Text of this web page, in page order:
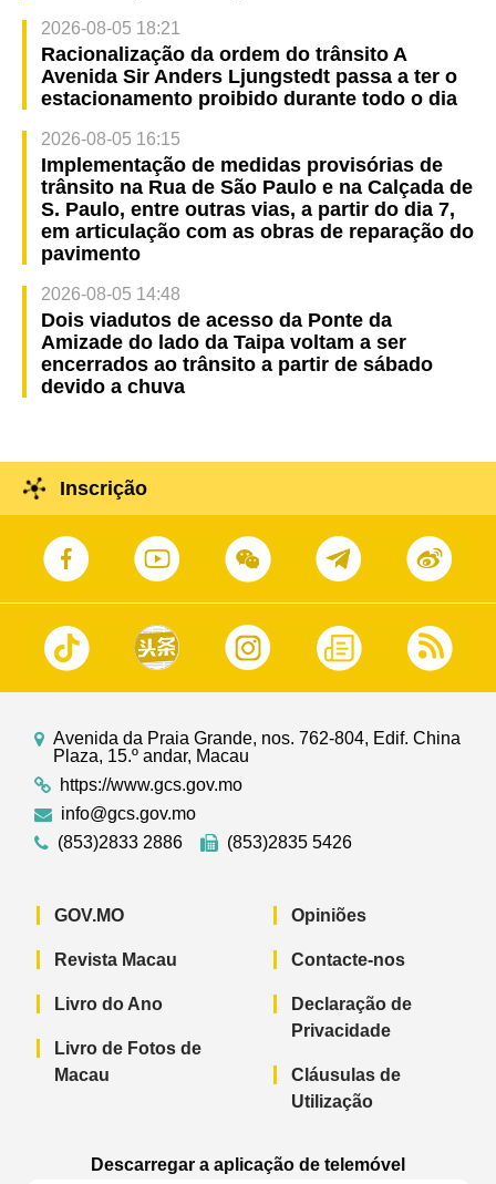
2026-08-05 18:21
Racionalização da ordem do trânsito A
Avenida Sir Anders Ljungstedt passa a ter o
estacionamento proibido durante todo o dia
2026-08-05 16:15
Implementação de medidas provisórias de
trânsito na Rua de São Paulo e na Calçada de
S. Paulo, entre outras vias, a partir do dia 7,
em articulação com as obras de reparação do
pavimento
2026-08-05 14:48
Dois viadutos de acesso da Ponte da
Amizade do lado da Taipa voltam a ser
encerrados ao trânsito a partir de sábado
devido a chuva
Inscrição
Avenida da Praia Grande, nos. 762-804, Edif. China
Plaza, 15.º andar, Macau
https://www.gcs.gov.mo
info@gcs.gov.mo
(853)2833 2886
(853)2835 5426
GOV.MO
Revista Macau
Livro do Ano
Livro de Fotos de
Macau
Opiniões
Contacte-nos
Declaração de
Privacidade
Cláusulas de
Utilização
Descarregar a aplicação de telemóvel